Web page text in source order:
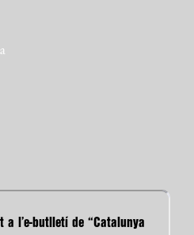
a l’e-butlletí de “Catalunya